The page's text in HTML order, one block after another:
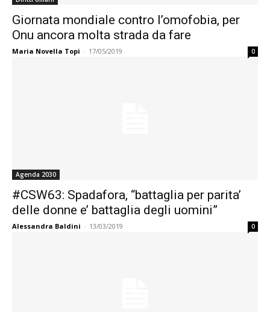
Giornata mondiale contro l’omofobia, per
Onu ancora molta strada da fare
Maria Novella Topi - 17/05/2019 0
Agenda 2030
#CSW63: Spadafora, “battaglia per parita’
delle donne e’ battaglia degli uomini”
Alessandra Baldini - 13/03/2019 0